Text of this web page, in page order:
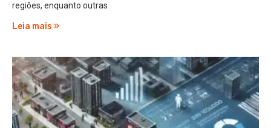
regiões, enquanto outras
Leia mais »